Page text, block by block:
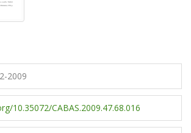
2009
10.35072/CABAS.2009.47.68.016